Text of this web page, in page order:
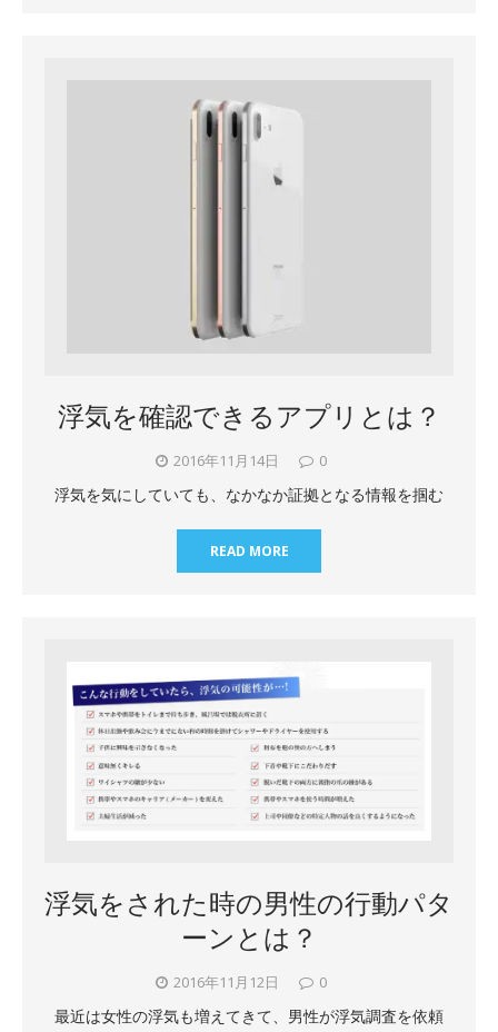
浮気を確認できるアプリとは？
2016年11月14日 0
浮気を気にしていても、なかなか証拠となる情報を掴む
READ MORE
浮気をされた時の男性の行動パタ
ーンとは？
2016年11月12日 0
最近は女性の浮気も増えてきて、男性が浮気調査を依頼